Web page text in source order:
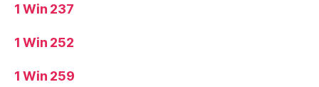
1 Win 237
1 Win 252
1 Win 259